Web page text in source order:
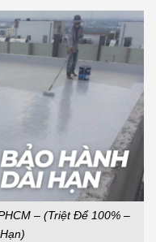
– (Triệt Để 100% –